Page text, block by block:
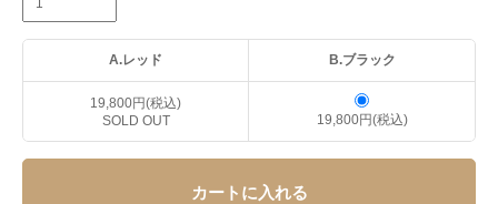
A.レッド B.ブラック
19,800円(税込)
SOLD OUT
19,800円(税込)
カートに入れる